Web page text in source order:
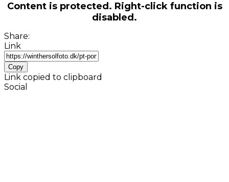
Content is protected. Right-click function is
disabled.
Share:
Link
Copy
Link copied to clipboard
Social